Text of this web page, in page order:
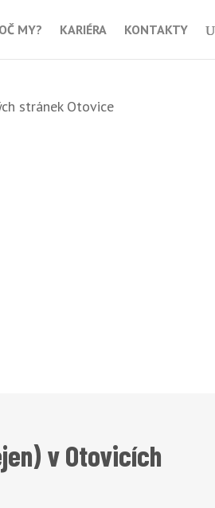
MY? KARIÉRA KONTAKTY
v Otovicích